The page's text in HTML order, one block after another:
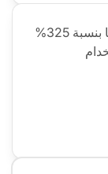
"ارتفع معدل تحويل العملاء المدفوعين لدينا بنسبة 325%